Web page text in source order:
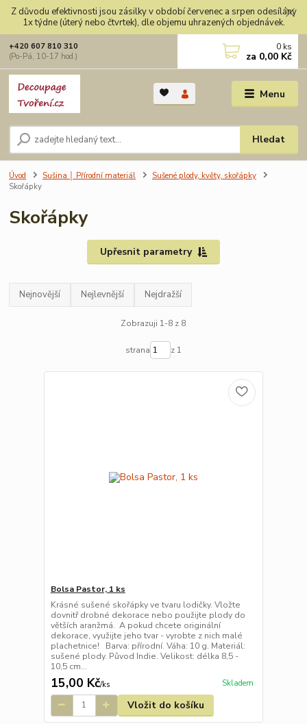
Z důvodu efektivnosti jsou zásilky v období červenec a srpen odesílány
1x týdne (úterý nebo čtvrtek), dle objemu uhrazených objednávek.
Menu
Hledat
+420 607 810 310
(Po-Pá, 10-17 hod.)
0 ks
za 0,00 Kč
Úvod Sušina │ Přírodní materiál
Sušené plody, květy, skořápky
Skořápky
Skořápky
Upřesnit parametry
Nejnovější Nejlevnější Nejdražší
Zobrazuji 1-8 z 8
strana z 1
Bolsa Pastor, 1 ks
Krásné sušené skořápky ve tvaru lodičky. Vložte
dovnitř drobné dekorace nebo použijte plody do
větších aranžmá. A pokud chcete originální
dekorace, využijte jeho tvar - vyrobte z nich malé
plachetnice! Barva: přírodní. Váha: 10 g. Materiál:
sušené plody. Původ Indie. Velikost: délka 8,5 -
10,5 cm...
15,00 Kč/ks Skladem
Vložit do košíku